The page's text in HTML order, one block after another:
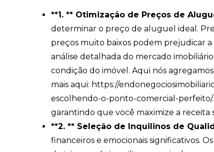
**1. ** Otimização de Preços de
determinar o preço de aluguel ideal.
preços muito baixos podem prejudicar
análise detalhada do mercado
condição do imóvel. Aqui nós
mais aqui: https://
escolhendo-o-ponto-comercial-
garantindo que você maximize a receita
**2. ** Seleção de Inquilinos de
financeiros e emocionais significativos.